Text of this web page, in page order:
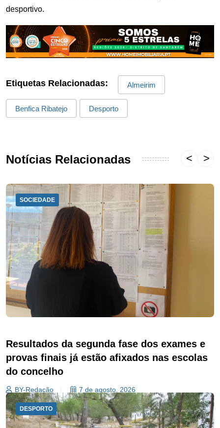
desportivo.
Etiquetas Relacionadas: Almeirim
Benfica Ribatejo Desporto
Notícias Relacionadas
SOCIEDADE
Resultados da segunda fase dos exames e
provas finais já estão afixados nas escolas
do concelho
BY-Redação 7 de agosto, 2026
DESPORTO